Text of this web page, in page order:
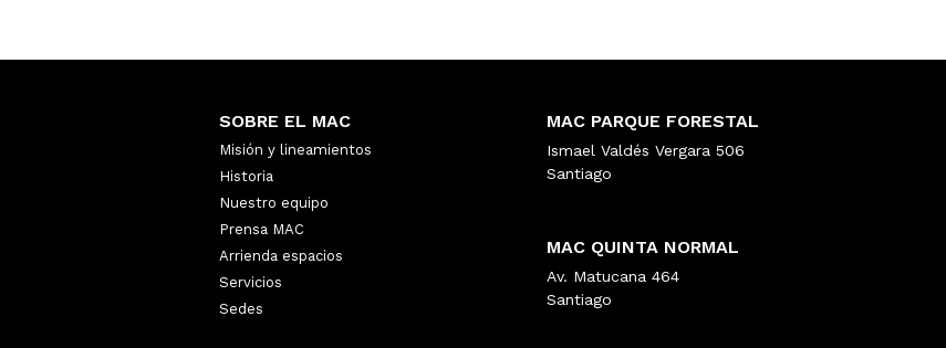
SOBRE EL MAC
Misión y lineamientos
Historia
Nuestro equipo
Prensa MAC
Arrienda espacios
Servicios
Sedes
MAC PARQUE FORESTAL
Ismael Valdés Vergara 506
Santiago
MAC QUINTA NORMAL
Av. Matucana 464
Santiago